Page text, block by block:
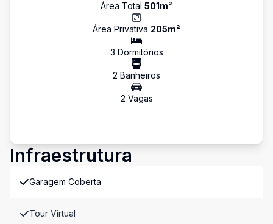
Área Total 501m²
Área Privativa 205m²
3 Dormitórios
2 Banheiros
2 Vagas
Infraestrutura
Garagem Coberta
Tour Virtual